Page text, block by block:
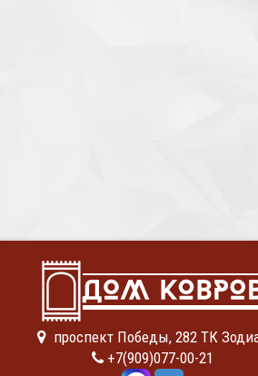
проспект Победы, 282 ТК
+7(909)077-00-21